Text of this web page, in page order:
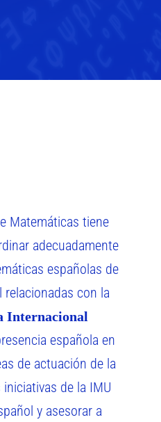
Matemáticas tiene
adecuadamente
españolas de
con la
Internacional
española en
de actuación de la
de la IMU
y asesorar a